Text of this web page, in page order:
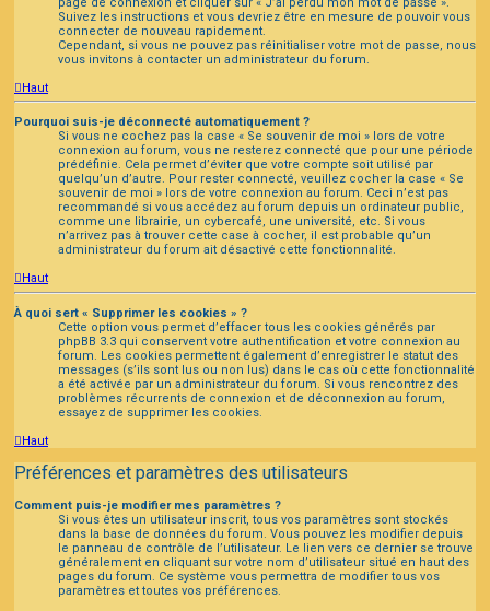
Suivez les instructions et vous devriez être en mesure de pouvoir vous
connecter de nouveau rapidement.
Cependant, si vous ne pouvez pas réinitialiser votre mot de passe, nous
vous invitons à contacter un administrateur du forum.
Haut
Pourquoi suis-je déconnecté automatiquement ?
Si vous ne cochez pas la case « Se souvenir de moi » lors de votre
connexion au forum, vous ne resterez connecté que pour une période
prédéfinie. Cela permet d’éviter que votre compte soit utilisé par
quelqu’un d’autre. Pour rester connecté, veuillez cocher la case « Se
souvenir de moi » lors de votre connexion au forum. Ceci n’est pas
recommandé si vous accédez au forum depuis un ordinateur public,
comme une librairie, un cybercafé, une université, etc. Si vous
n’arrivez pas à trouver cette case à cocher, il est probable qu’un
administrateur du forum ait désactivé cette fonctionnalité.
Haut
À quoi sert « Supprimer les cookies » ?
Cette option vous permet d’effacer tous les cookies générés par
phpBB 3.3 qui conservent votre authentification et votre connexion au
forum. Les cookies permettent également d’enregistrer le statut des
messages (s’ils sont lus ou non lus) dans le cas où cette fonctionnalité
a été activée par un administrateur du forum. Si vous rencontrez des
problèmes récurrents de connexion et de déconnexion au forum,
essayez de supprimer les cookies.
Haut
Préférences et paramètres des utilisateurs
Comment puis-je modifier mes paramètres ?
Si vous êtes un utilisateur inscrit, tous vos paramètres sont stockés
dans la base de données du forum. Vous pouvez les modifier depuis
le panneau de contrôle de l’utilisateur. Le lien vers ce dernier se trouve
généralement en cliquant sur votre nom d’utilisateur situé en haut des
pages du forum. Ce système vous permettra de modifier tous vos
paramètres et toutes vos préférences.